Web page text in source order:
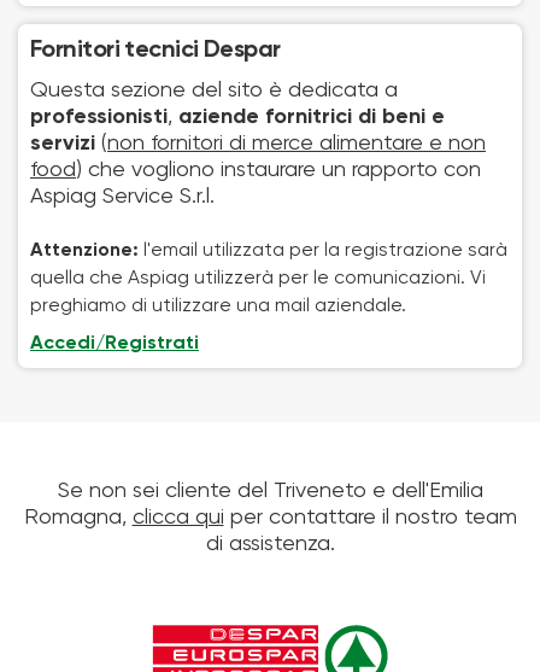
Fornitori tecnici Despar
Questa sezione del sito è dedicata a
professionisti, aziende fornitrici di beni e
servizi (non fornitori di merce alimentare e non
food) che vogliono instaurare un rapporto con
Aspiag Service S.r.l.
Attenzione: l'email utilizzata per la registrazione sarà
quella che Aspiag utilizzerà per le comunicazioni. Vi
preghiamo di utilizzare una mail aziendale.
Accedi/Registrati
Se non sei cliente del Triveneto e dell'Emilia
Romagna, clicca qui per contattare il nostro team
di assistenza.